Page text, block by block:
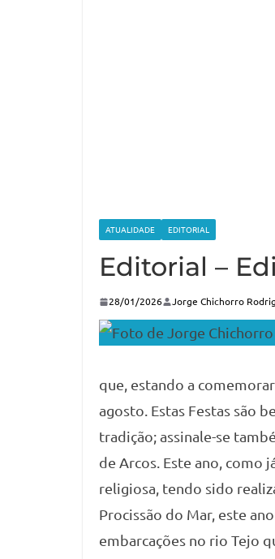
ATUALIDADE EDITORIAL
Editorial –
28/01/2026 Jorge Chichorro
que, estando a
agosto. Estas Festas são
tradição; assinale-se
de Arcos. Este ano, como
religiosa, tendo sido
Procissão do Mar, este
embarcações no rio Tejo